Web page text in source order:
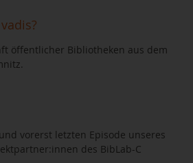
öffentlicher Bibliotheken aus dem
vorerst letzten Episode unseres
des BibLab-C